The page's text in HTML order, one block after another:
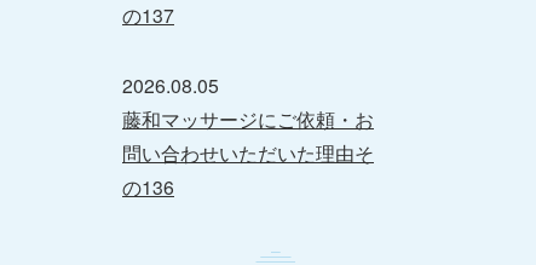
の137
2026.08.05
藤和マッサージにご依頼・お
問い合わせいただいた理由そ
の136